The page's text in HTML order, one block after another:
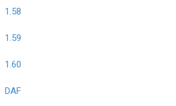
1.58
1.59
1.60
DAF